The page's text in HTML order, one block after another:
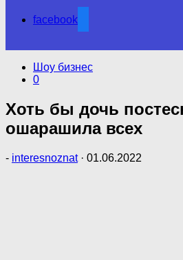
facebook
Шоу бизнес
0
Хоть бы дочь
ошарашила всех
- interesnoznat · 01.06.2022